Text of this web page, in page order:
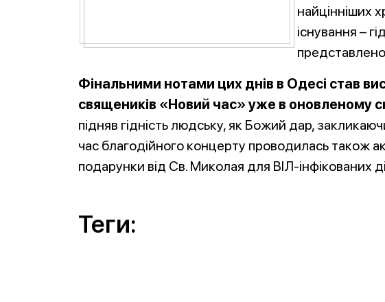
найцінніших
існування –
Фінальними нотами цих днів в Одесі став
священиків «Новий час» уже в оновленому
підняв гідність людську, як Божий дар,
час благодійного концерту проводилась також
подарунки від Св. Миколая для ВІЛ-інфікованих
Теги: